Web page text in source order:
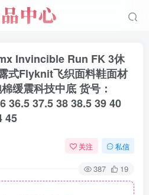
Invincible Run FK 3休
式Flyknit飞织面料鞋面材
缓震科技中底 货号：
36.5 37.5 38 38.5 39 40
45
关注 私信
387 19